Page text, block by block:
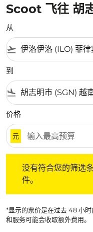
Scoot 飞往 胡
从
flight_takeoff
到
flight_land
价格
元
没有符合您的筛选
件。
*显示的票价是在过去 48 小
和服务可能会收取额外费用。